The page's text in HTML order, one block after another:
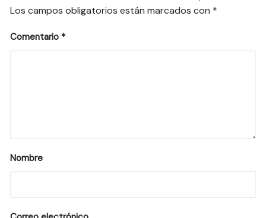
Los campos obligatorios están marcados con *
Comentario *
Nombre